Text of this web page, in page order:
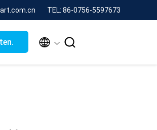
TEL: 86-0756-5597673
 